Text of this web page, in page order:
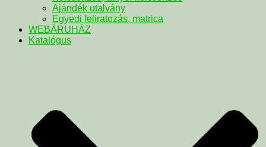
Ajándék utalvány
Egyedi feliratozás, matrica
WEBÁRUHÁZ
Katalógus